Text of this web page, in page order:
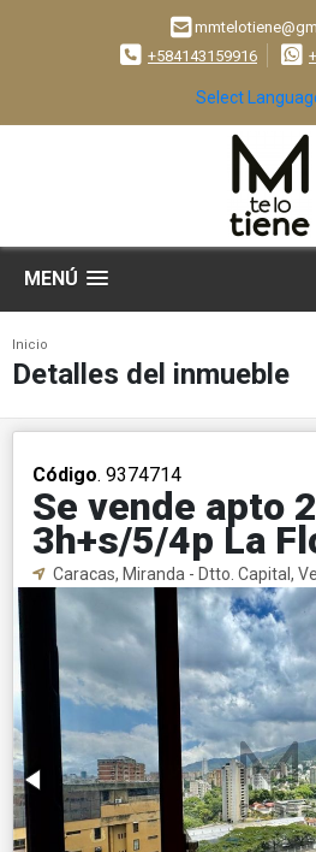
+584143159916
Select
MENÚ
Inicio
Detalles del inmueble
Código. 9374714
Se vende apto
3h+s/5/4p La
Caracas, Miranda - Dtto. Capital,